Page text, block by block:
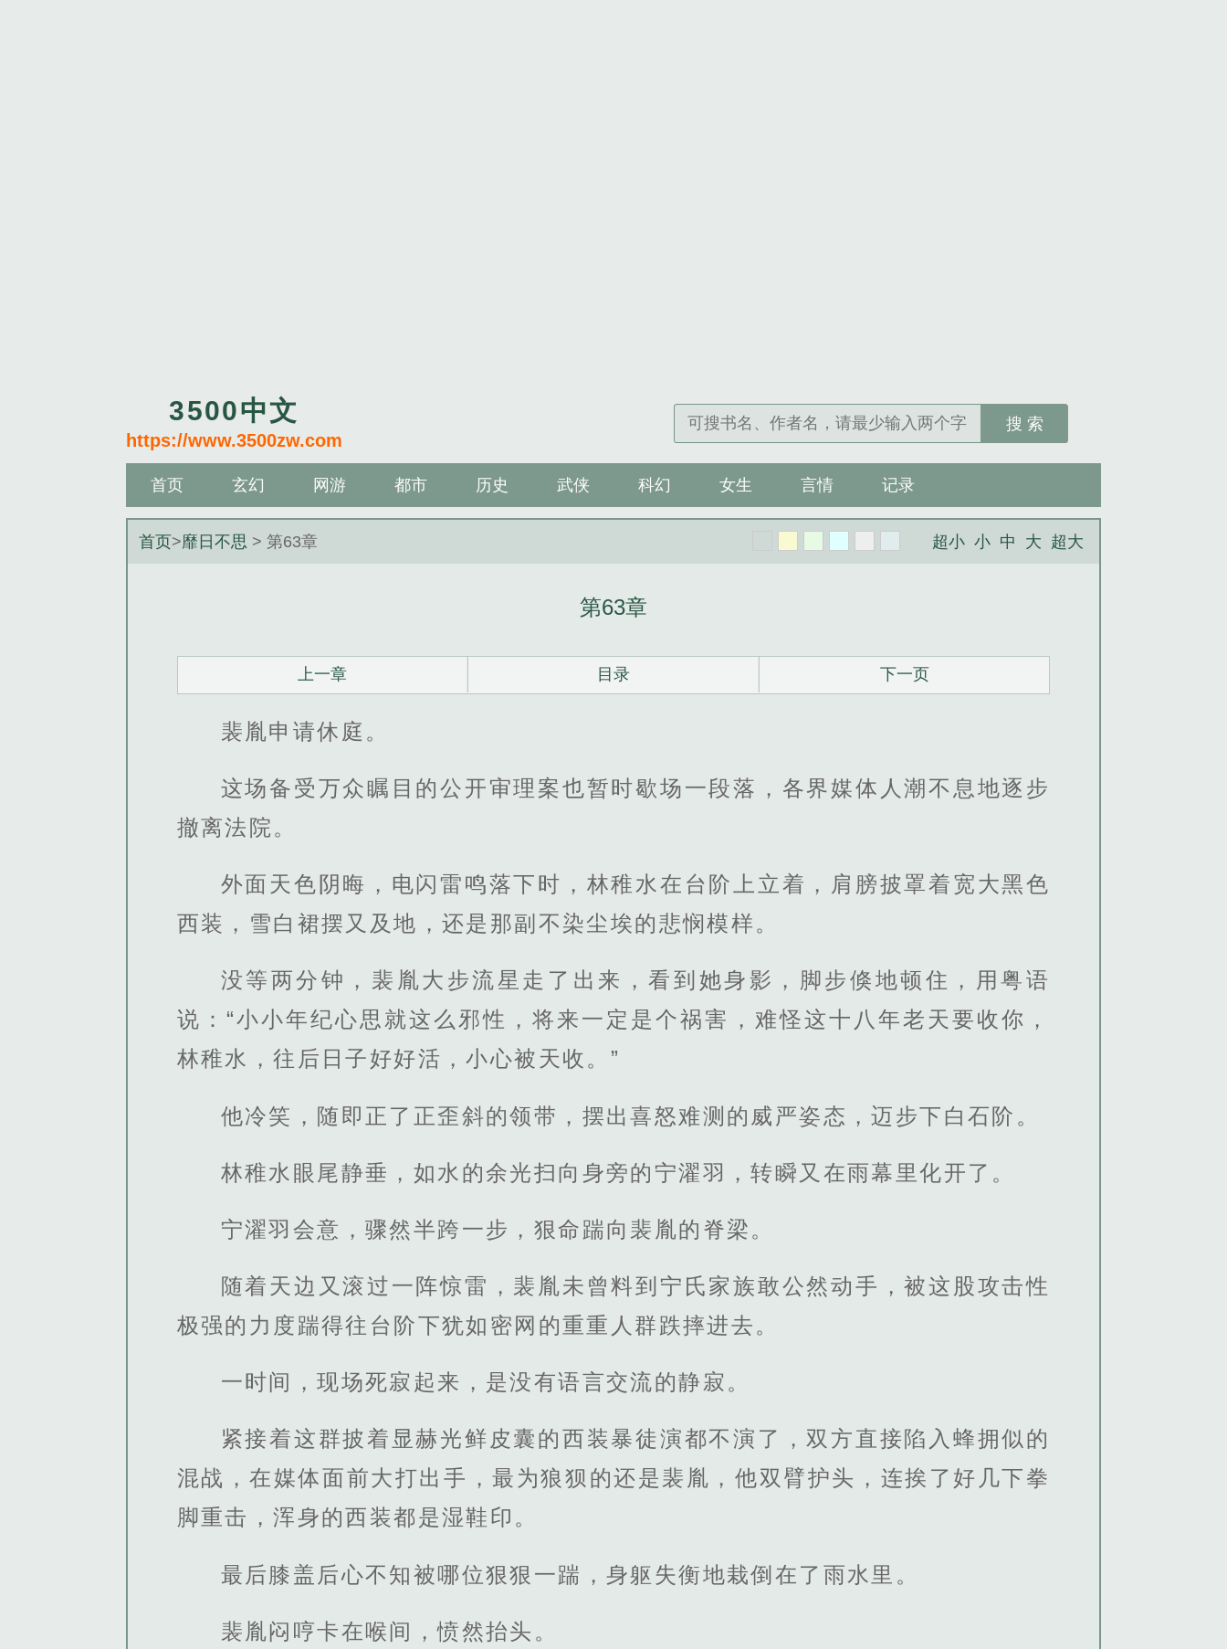
3500中文
https://www.3500zw.com
搜 索
首页 玄幻 网游 都市 历史 武侠 科幻 女生 言情 记录
首页>靡日不思 > 第63章 超小 小 中 大 超大
第63章
上一章 目录 下一页
裴胤申请休庭。
这场备受万众瞩目的公开审理案也暂时歇场一段落，各界媒体人潮不息地逐步
撤离法院。
外面天色阴晦，电闪雷鸣落下时，林稚水在台阶上立着，肩膀披罩着宽大黑色
西装，雪白裙摆又及地，还是那副不染尘埃的悲悯模样。
没等两分钟，裴胤大步流星走了出来，看到她身影，脚步倏地顿住，用粤语
说：“小小年纪心思就这么邪性，将来一定是个祸害，难怪这十八年老天要收你，
林稚水，往后日子好好活，小心被天收。”
他冷笑，随即正了正歪斜的领带，摆出喜怒难测的威严姿态，迈步下白石阶。
林稚水眼尾静垂，如水的余光扫向身旁的宁濯羽，转瞬又在雨幕里化开了。
宁濯羽会意，骤然半跨一步，狠命踹向裴胤的脊梁。
随着天边又滚过一阵惊雷，裴胤未曾料到宁氏家族敢公然动手，被这股攻击性
极强的力度踹得往台阶下犹如密网的重重人群跌摔进去。
一时间，现场死寂起来，是没有语言交流的静寂。
紧接着这群披着显赫光鲜皮囊的西装暴徒演都不演了，双方直接陷入蜂拥似的
混战，在媒体面前大打出手，最为狼狈的还是裴胤，他双臂护头，连挨了好几下拳
脚重击，浑身的西装都是湿鞋印。
最后膝盖后心不知被哪位狠狠一踹，身躯失衡地栽倒在了雨水里。
裴胤闷哼卡在喉间，愤然抬头。